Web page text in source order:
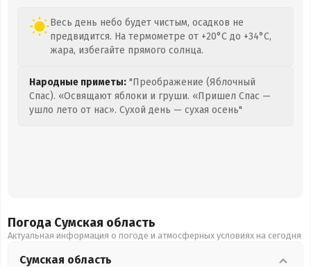
Весь день небо будет чистым, осадков не
предвидится. На термометре от +20°C до +34°C,
жара, избегайте прямого солнца.
Народные приметы: "Преображение (Яблочный
Спас). «Освящают яблоки и груши. «Пришел Спас —
ушло лето от нас». Сухой день — сухая осень"
Погода Сумская область
Актуальная информация о погоде и атмосферных условиях на сегодня
Сумская область